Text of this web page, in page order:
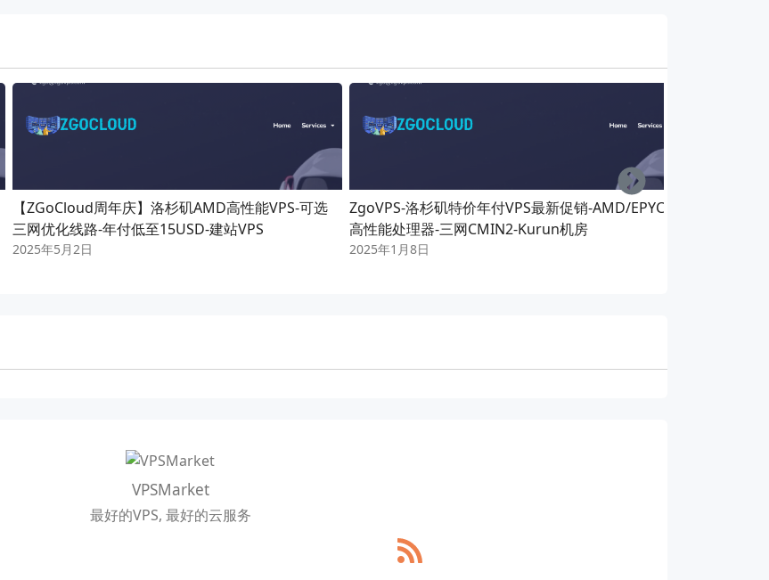
【ZGoCloud周年庆】洛杉矶AMD高性能VPS-可选
三网优化线路-年付低至15USD-建站VPS
2025年5月2日
ZgoVPS-洛杉矶特价年付VPS最新促销-AMD/EPYC
高性能处理器-三网CMIN2-Kurun机房
2025年1月8日
Right
VPSMarket
最好的VPS, 最好的云服务